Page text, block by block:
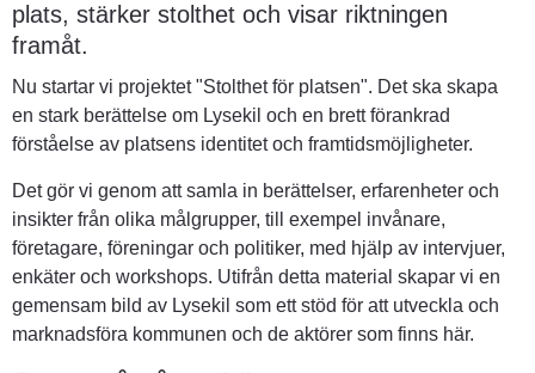
plats, stärker stolthet och visar riktningen
framåt.
Nu startar vi projektet "Stolthet för platsen". Det ska skapa
en stark berättelse om Lysekil och en brett förankrad
förståelse av platsens identitet och framtidsmöjligheter.
Det gör vi genom att samla in berättelser, erfarenheter och
insikter från olika målgrupper, till exempel invånare,
företagare, föreningar och politiker, med hjälp av intervjuer,
enkäter och workshops. Utifrån detta material skapar vi en
gemensam bild av Lysekil som ett stöd för att utveckla och
marknadsföra kommunen och de aktörer som finns här.